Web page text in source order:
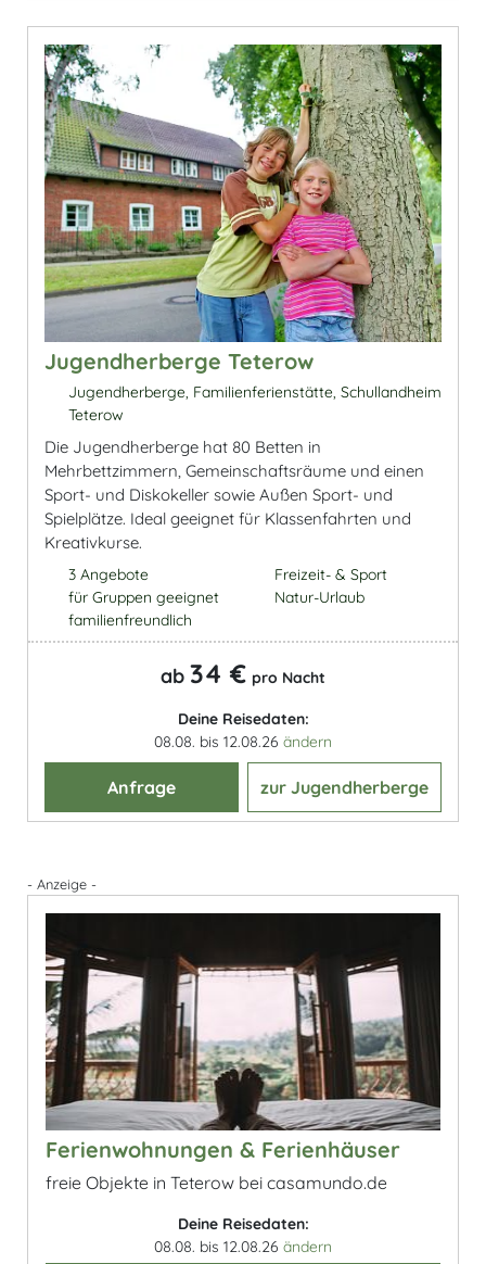
Jugendherberge Teterow
Jugendherberge, Familienferienstätte, Schullandheim
Teterow
Die Jugendherberge hat 80 Betten in
Mehrbettzimmern, Gemeinschaftsräume und einen
Sport- und Diskokeller sowie Außen Sport- und
Spielplätze. Ideal geeignet für Klassenfahrten und
Kreativkurse.
3 Angebote
für Gruppen geeignet
familienfreundlich
Freizeit- & Sport
Natur-Urlaub
ab 34 € pro Nacht
Deine Reisedaten:
08.08. bis 12.08.26 ändern
Anfrage zur Jugendherberge
- Anzeige -
Ferienwohnungen & Ferienhäuser
freie Objekte in Teterow bei casamundo.de
Deine Reisedaten:
08.08. bis 12.08.26 ändern